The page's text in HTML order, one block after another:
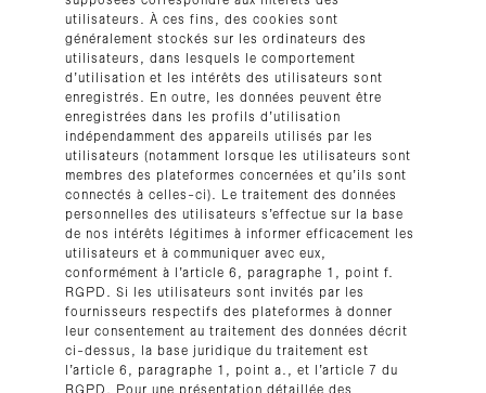
utilisateurs. À ces fins, des cookies sont
généralement stockés sur les ordinateurs des
utilisateurs, dans lesquels le comportement
d’utilisation et les intérêts des utilisateurs sont
enregistrés. En outre, les données peuvent être
enregistrées dans les profils d’utilisation
indépendamment des appareils utilisés par les
utilisateurs (notamment lorsque les utilisateurs sont
membres des plateformes concernées et qu’ils sont
connectés à celles-ci). Le traitement des données
personnelles des utilisateurs s’effectue sur la base
de nos intérêts légitimes à informer efficacement les
utilisateurs et à communiquer avec eux,
conformément à l’article 6, paragraphe 1, point f.
RGPD. Si les utilisateurs sont invités par les
fournisseurs respectifs des plateformes à donner
leur consentement au traitement des données décrit
ci-dessus, la base juridique du traitement est
l’article 6, paragraphe 1, point a., et l’article 7 du